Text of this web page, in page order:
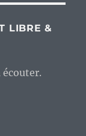
LIBRE &